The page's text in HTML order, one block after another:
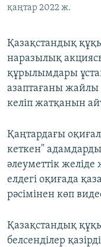
қаңтар 2022 ж.
Қазақстандық
наразылық
құрылымдары
азаптағаны жайлы
келіп жатқанын
Қаңтардағы
кеткен"
әлеуметтік
елдегі оқиғада
рәсімінен көп
Қазақстандық
белсенділер